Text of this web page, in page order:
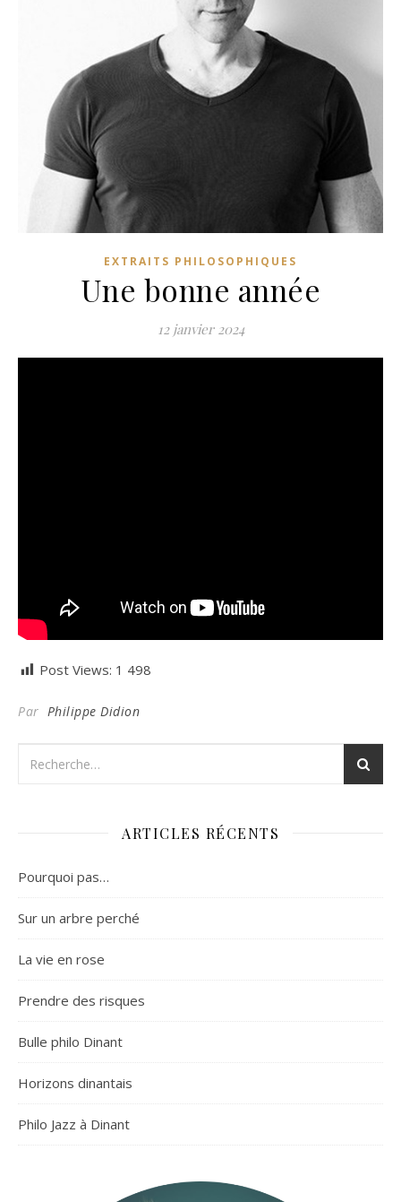
EXTRAITS PHILOSOPHIQUES
Une bonne année
12 janvier 2024
Post Views: 1 498
Par Philippe Didion
ARTICLES RÉCENTS
Pourquoi pas…
Sur un arbre perché
La vie en rose
Prendre des risques
Bulle philo Dinant
Horizons dinantais
Philo Jazz à Dinant